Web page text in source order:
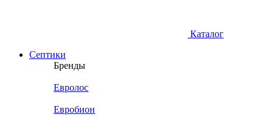
Каталог
Септики
Бренды
Евролос
Евробион